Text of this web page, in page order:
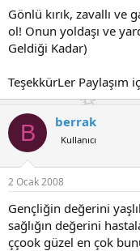
Gönlü kırık, zavallı
ol! Onun yoldaşı ve
Geldiği Kadar)
TeşekkürLer Paylaşım
B berrak
Kullanıcı
2 Ocak 2008
Gençliğin değerini
sağlığın değerini
ççook güzel en çok